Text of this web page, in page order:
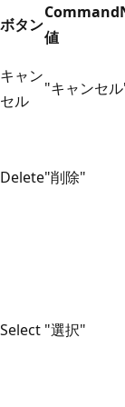
ボタン
値
キャン
セル
"キャンセ
Delete"削除"
Select "選択"